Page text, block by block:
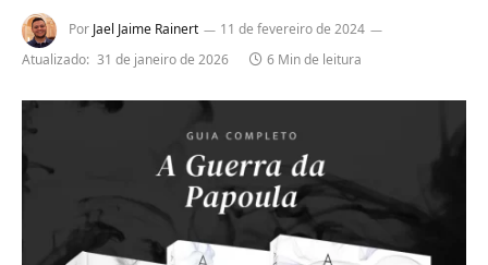
Por Jael Jaime Rainert
11 de fevereiro de 2024
Atualizado: 31 de janeiro de 2026 6 Min de leitura